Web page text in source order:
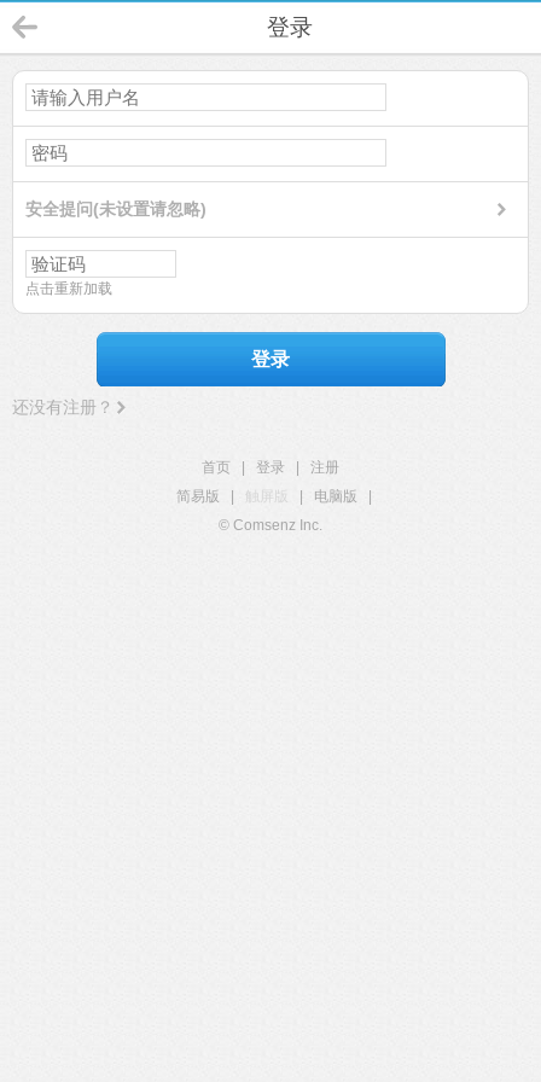
登录
安全提问(未设置请忽略)
点击重新加载
登录
还没有注册？
首页 登录
注册
简易版
触屏版 电脑版
© Comsenz Inc.